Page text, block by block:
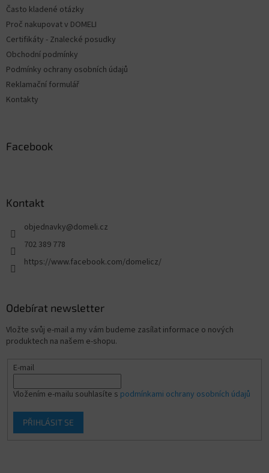
Často kladené otázky
Proč nakupovat v DOMELI
Certifikáty - Znalecké posudky
Obchodní podmínky
Podmínky ochrany osobních údajů
Reklamační formulář
Kontakty
Facebook
Kontakt
objednavky@domeli.cz
702 389 778
https://www.facebook.com/domelicz/
Odebírat newsletter
Vložte svůj e-mail a my vám budeme zasílat informace o nových
produktech na našem e-shopu.
E-mail
Vložením e-mailu souhlasíte s podmínkami ochrany osobních údajů
PŘIHLÁSIT SE